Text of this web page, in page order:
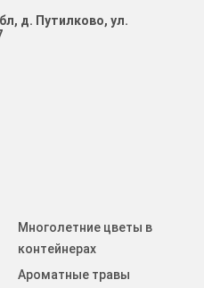
д. Путилково, ул.
Многолетние цветы в
контейнерах
Ароматные травы